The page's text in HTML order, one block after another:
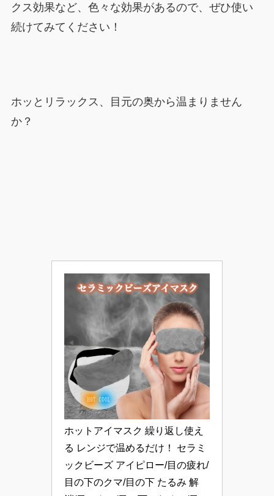
クス効果など、色々な効果があるので、ぜひ使い
続けてみてください！
ホッとリラックス、目元の奥から温まりません
か？
ホットアイマスク 繰り返し使え
る レンジで温めるだけ！ セラミ
ックビーズ アイピロー/目の疲れ/
目の下のクマ/目の下 たるみ 解